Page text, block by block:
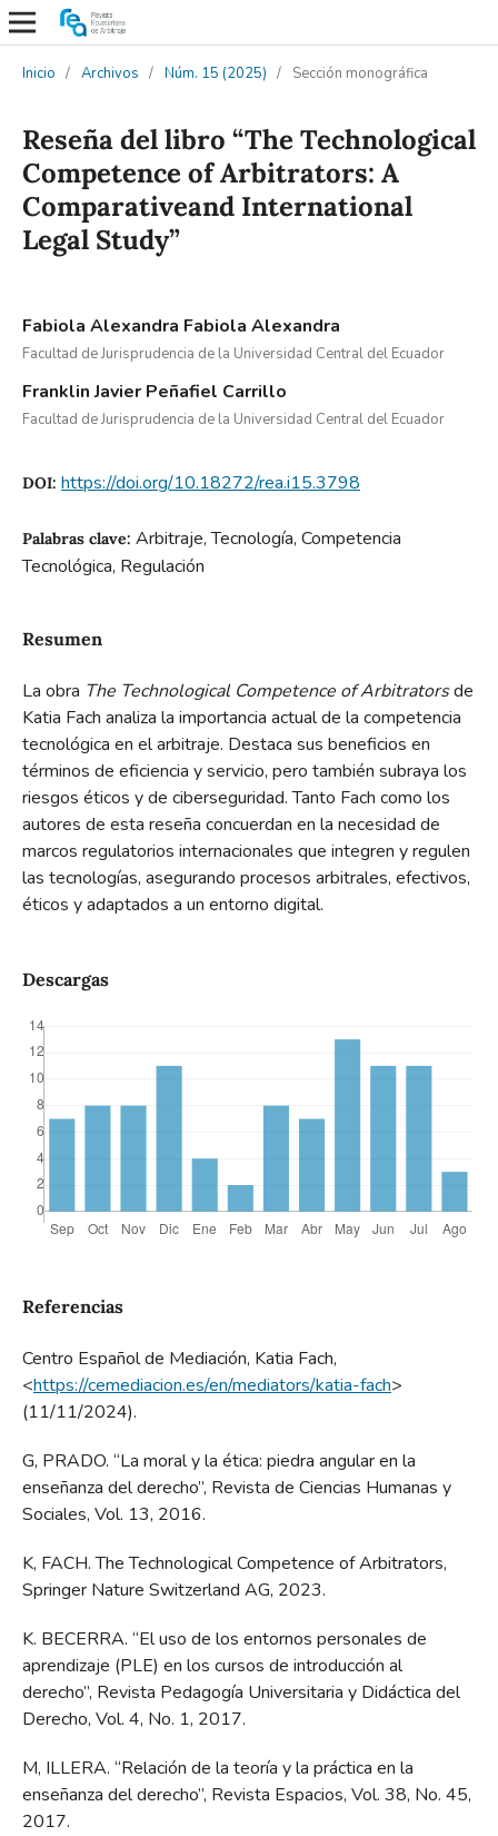
Inicio / Archivos / Núm. 15 (2025) / Sección monográfica
Reseña del libro “The Technological
Competence of Arbitrators: A
Comparativeand International
Legal Study”
Fabiola Alexandra Fabiola Alexandra
Facultad de Jurisprudencia de la Universidad Central del Ecuador
Franklin Javier Peñafiel Carrillo
Facultad de Jurisprudencia de la Universidad Central del Ecuador
DOI: https://doi.org/10.18272/rea.i15.3798
Palabras clave: Arbitraje, Tecnología, Competencia
Tecnológica, Regulación
Resumen
La obra The Technological Competence of Arbitratorsde
Katia Fach analiza la importancia actual de la competencia
tecnológica en el arbitraje. Destaca sus beneficios en
términos de eficiencia y servicio, pero también subraya los
riesgos éticos y de ciberseguridad. Tanto Fach como los
autores de esta reseña concuerdan en la necesidad de
marcos regulatorios internacionales que integren y regulen
las tecnologías, asegurando procesos arbitrales, efectivos,
éticos y adaptados a un entorno digital.
Descargas
Referencias
Centro Español de Mediación, Katia Fach,
<https://cemediacion.es/en/mediators/katia-fach>
(11/11/2024).
G, PRADO. “La moral y la ética: piedra angular en la
enseñanza del derecho”, Revista de Ciencias Humanas y
Sociales, Vol. 13, 2016.
K, FACH. The Technological Competence of Arbitrators,
Springer Nature Switzerland AG, 2023.
K. BECERRA. “El uso de los entornos personales de
aprendizaje (PLE) en los cursos de introducción al
derecho”, Revista Pedagogía Universitaria y Didáctica del
Derecho, Vol. 4, No. 1, 2017.
M, ILLERA. “Relación de la teoría y la práctica en la
enseñanza del derecho”, Revista Espacios, Vol. 38, No. 45,
2017.